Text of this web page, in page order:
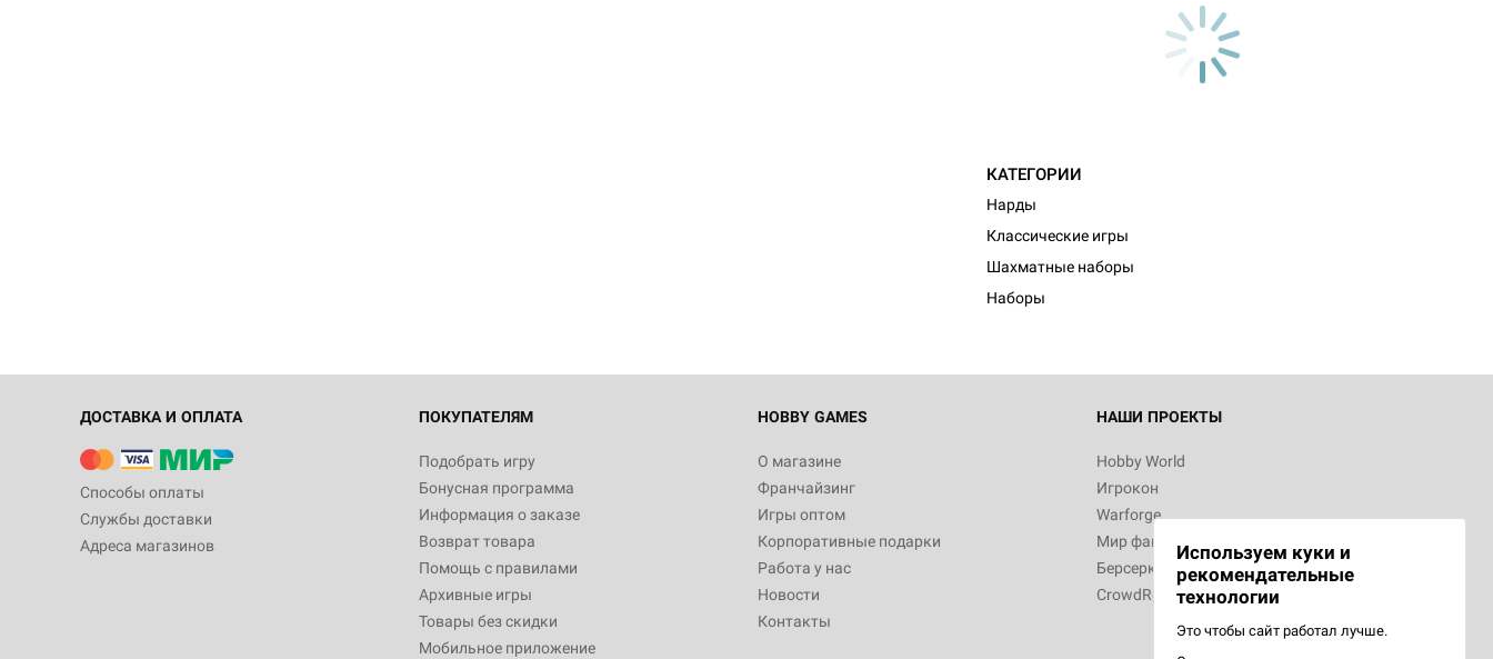
КАТЕГОРИИ
Нарды
Классические игры
Шахматные наборы
Наборы
ДОСТАВКА И ОПЛАТА
Способы оплаты
Службы доставки
Адреса магазинов
ПОКУПАТЕЛЯМ
Подобрать игру
Бонусная программа
Информация о заказе
Возврат товара
Помощь с правилами
Архивные игры
Товары без скидки
Мобильное приложение
HOBBY GAMES
О магазине
Франчайзинг
Игры оптом
Корпоративные подарки
Работа у нас
Новости
Контакты
НАШИ ПРОЕКТЫ
Hobby World
Игрокон
Warforge
Мир фантастики
Берсерк
CrowdRepublic
Используем куки и
рекомендательные
технологии
Это чтобы сайт работал лучше.